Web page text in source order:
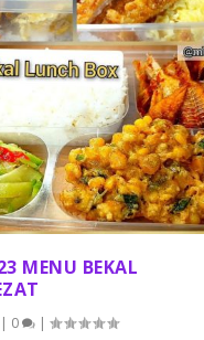
MENU BEKAL
| 0 |